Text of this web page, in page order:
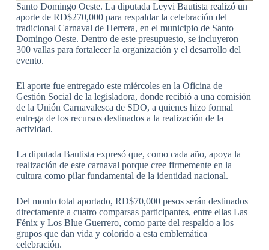
Santo Domingo Oeste. La diputada Leyvi Bautista realizó un
aporte de RD$270,000 para respaldar la celebración del
tradicional Carnaval de Herrera, en el municipio de Santo
Domingo Oeste. Dentro de este presupuesto, se incluyeron
300 vallas para fortalecer la organización y el desarrollo del
evento.
El aporte fue entregado este miércoles en la Oficina de
Gestión Social de la legisladora, donde recibió a una comisión
de la Unión Carnavalesca de SDO, a quienes hizo formal
entrega de los recursos destinados a la realización de la
actividad.
La diputada Bautista expresó que, como cada año, apoya la
realización de este carnaval porque cree firmemente en la
cultura como pilar fundamental de la identidad nacional.
Del monto total aportado, RD$70,000 pesos serán destinados
directamente a cuatro comparsas participantes, entre ellas Las
Fénix y Los Blue Guerrero, como parte del respaldo a los
grupos que dan vida y colorido a esta emblemática
celebración.